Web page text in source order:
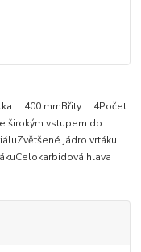
400 mmBřity 4Počet
širokým vstupem do
jádro vrtáku
hlava